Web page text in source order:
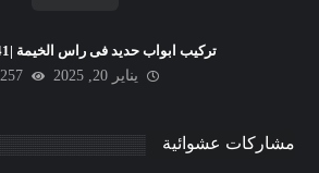
تركيب ابواب حديد فى راس الخيمة |0506691641
يناير 20, 2025
257
مشاركات عشوائية